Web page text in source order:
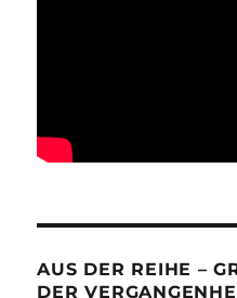
AUS DER REIHE –
ER